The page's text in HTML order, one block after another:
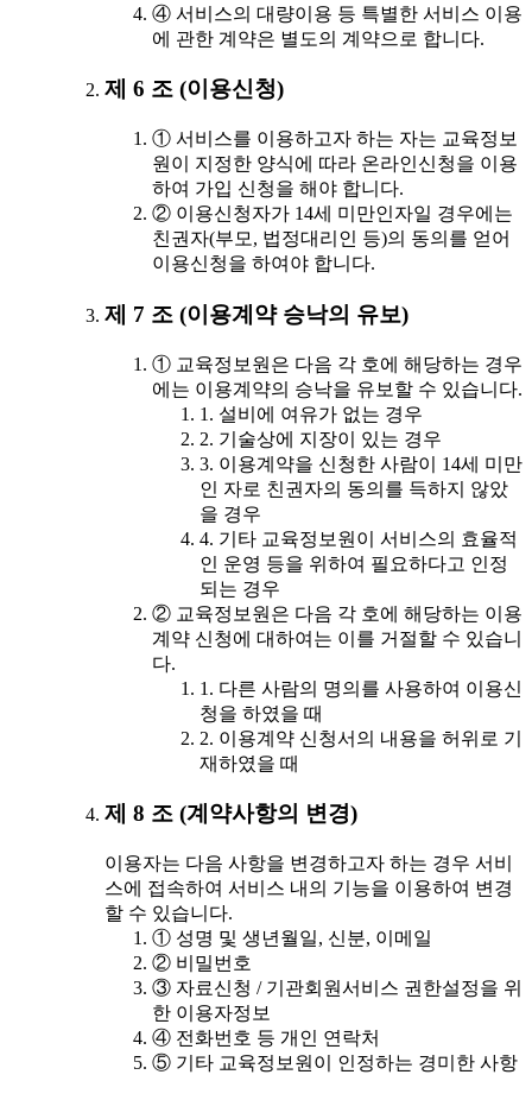
④ 서비스의 대량이용 등 특별한 서비스 이용
에 관한 계약은 별도의 계약으로 합니다.
제 6 조 (이용신청)
① 서비스를 이용하고자 하는 자는 교육정보
원이 지정한 양식에 따라 온라인신청을 이용
하여 가입 신청을 해야 합니다.
② 이용신청자가 14세 미만인자일 경우에는
친권자(부모, 법정대리인 등)의 동의를 얻어
이용신청을 하여야 합니다.
제 7 조 (이용계약 승낙의 유보)
① 교육정보원은 다음 각 호에 해당하는 경우
에는 이용계약의 승낙을 유보할 수 있습니다.
1. 설비에 여유가 없는 경우
2. 기술상에 지장이 있는 경우
3. 이용계약을 신청한 사람이 14세 미만
인 자로 친권자의 동의를 득하지 않았
을 경우
4. 기타 교육정보원이 서비스의 효율적
인 운영 등을 위하여 필요하다고 인정
되는 경우
② 교육정보원은 다음 각 호에 해당하는 이용
계약 신청에 대하여는 이를 거절할 수 있습니
다.
1. 다른 사람의 명의를 사용하여 이용신
청을 하였을 때
2. 이용계약 신청서의 내용을 허위로 기
재하였을 때
제 8 조 (계약사항의 변경)
이용자는 다음 사항을 변경하고자 하는 경우 서비
스에 접속하여 서비스 내의 기능을 이용하여 변경
할 수 있습니다.
① 성명 및 생년월일, 신분, 이메일
② 비밀번호
③ 자료신청 / 기관회원서비스 권한설정을 위
한 이용자정보
④ 전화번호 등 개인 연락처
⑤ 기타 교육정보원이 인정하는 경미한 사항